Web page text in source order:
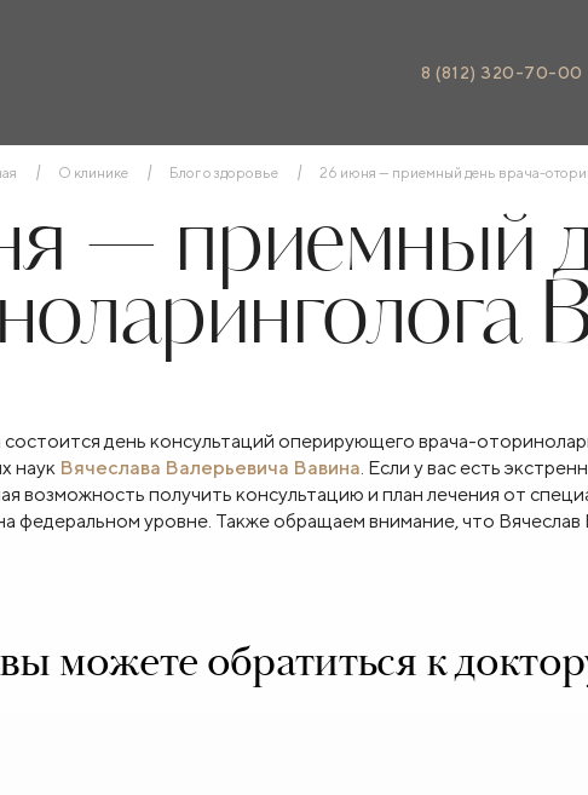
8 (812) 320-70-00
О клинике Блог о здоровье 26 июня — приемный день врача-
— приемный
день консультаций оперирующего врача-
наук Вячеслава Валерьевича Вавина. Если у вас есть
возможность получить консультацию и план лечения от
федеральном уровне. Также обращаем внимание, что Вячеслав
можете обратиться к